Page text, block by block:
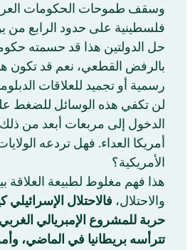
وسقف طموحات الحكومات
فلسطينية على حدود الرابع من
حل الدولتين هذا قد حسمته
بالرفض القطعي، نعم قد تكون
رسمية أو تجميد للعلاقات
لن تكفي هذه الوسائل للضغط
الدخول إلى مربعات أبعد من
أمريكا العداء. فهل تردعه
الأمريكية؟
هذا فهم مغلوط لطبيعة العلاقة
والاحتلال، فالاحتلال
حربة للمشروع الإمبريالي
تترأسه بريطانيا في الماضي،